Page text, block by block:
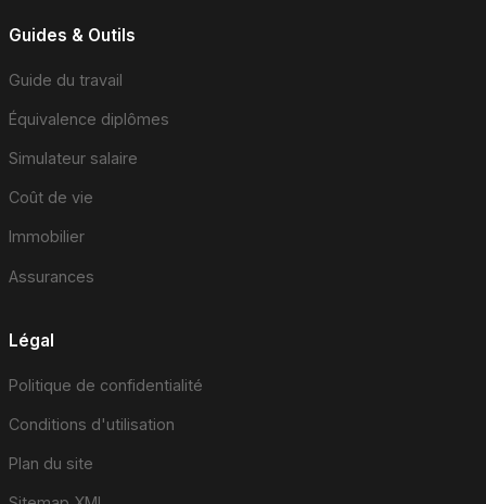
Guides & Outils
Guide du travail
Équivalence diplômes
Simulateur salaire
Coût de vie
Immobilier
Assurances
Légal
Politique de confidentialité
Conditions d'utilisation
Plan du site